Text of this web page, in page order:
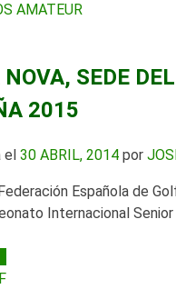
AMATEUR
SEDE
2015
30 ABRIL, 2014por
Española de
Internacional